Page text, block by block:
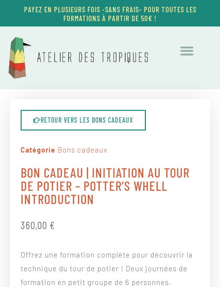
PAYEZ EN PLUSIEURS FOIS -SANS FRAIS- POUR TOUTES LES
FORMATIONS À PARTIR DE 50€ !
RETOUR VERS LES BONS CADEAUX
Catégorie Bons cadeaux
BON CADEAU | INITIATION AU TOUR
DE POTIER – POTTER’S WHELL
INTRODUCTION
360,00 €
Offrez une formation complète pour découvrir la
technique du tour de potier ! Deux journées de
formation en petit groupe de 6 personnes.